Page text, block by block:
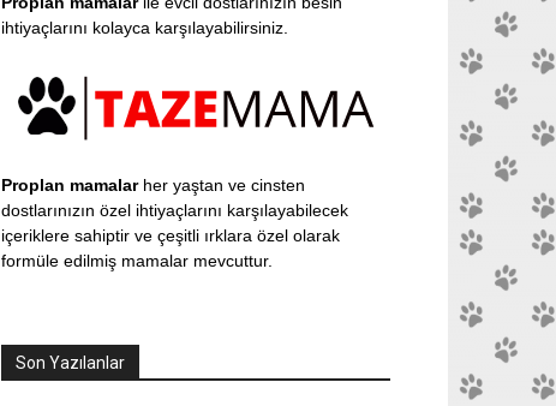
ihtiyaçlarını kolayca karşılayabilirsiniz.
Proplan mamalarher yaştan ve cinsten
dostlarınızın özel ihtiyaçlarını karşılayabilecek
içeriklere sahiptir ve çeşitli ırklara özel olarak
formüle edilmiş mamalar mevcuttur.
Son Yazılanlar